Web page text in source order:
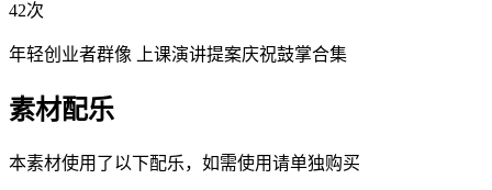
42次
年轻创业者群像 上课演讲提案庆祝鼓掌合集
素材配乐
本素材使用了以下配乐，如需使用请单独购买